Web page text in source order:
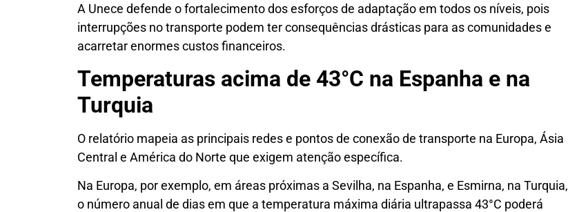
A Unece defende o fortalecimento dos esforços de adaptação em todos os níveis, pois
interrupções no transporte podem ter consequências drásticas para as comunidades e
acarretar enormes custos financeiros.
Temperaturas acima de 43°C na Espanha e na
Turquia
O relatório mapeia as principais redes e pontos de conexão de transporte na Europa, Ásia
Central e América do Norte que exigem atenção específica.
Na Europa, por exemplo, em áreas próximas a Sevilha, na Espanha, e Esmirna, na Turquia,
o número anual de dias em que a temperatura máxima diária ultrapassa 43°C poderá